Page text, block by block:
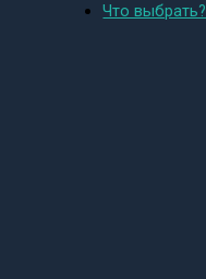
Что выбрать?